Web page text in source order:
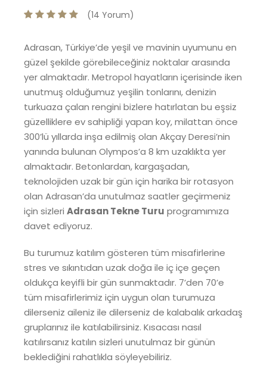
(14 Yorum)
Adrasan, Türkiye’de yeşil ve mavinin uyumunu en
güzel şekilde görebileceğiniz noktalar arasında
yer almaktadır. Metropol hayatların içerisinde iken
unutmuş olduğumuz yeşilin tonlarını, denizin
turkuaza çalan rengini bizlere hatırlatan bu eşsiz
güzelliklere ev sahipliği yapan koy, milattan önce
300’lü yıllarda inşa edilmiş olan Akçay Deresi’nin
yanında bulunan Olympos’a 8 km uzaklıkta yer
almaktadır. Betonlardan, kargaşadan,
teknolojiden uzak bir gün için harika bir rotasyon
olan Adrasan’da unutulmaz saatler geçirmeniz
için sizleri Adrasan Tekne Turu programımıza
davet ediyoruz.
Bu turumuz katılım gösteren tüm misafirlerine
stres ve sıkıntıdan uzak doğa ile iç içe geçen
oldukça keyifli bir gün sunmaktadır. 7’den 70’e
tüm misafirlerimiz için uygun olan turumuza
dilerseniz aileniz ile dilerseniz de kalabalık arkadaş
gruplarınız ile katılabilirsiniz. Kısacası nasıl
katılırsanız katılın sizleri unutulmaz bir günün
beklediğini rahatlıkla söyleyebiliriz.